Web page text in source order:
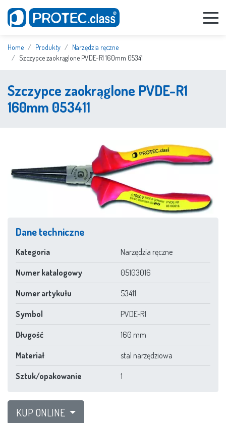
Home Produkty
Narzędzia ręczne
Szczypce zaokrąglone PVDE-R1 160mm 05341
Szczypce zaokrąglone PVDE-R1
160mm 053411
Dane techniczne
Kategoria Narzędzia ręczne
Numer katalogowy 05103016
Numer artykułu 53411
Symbol PVDE-R1
Długość 160 mm
Materiał stal narzędziowa
Sztuk/opakowanie 1
KUP ONLINE